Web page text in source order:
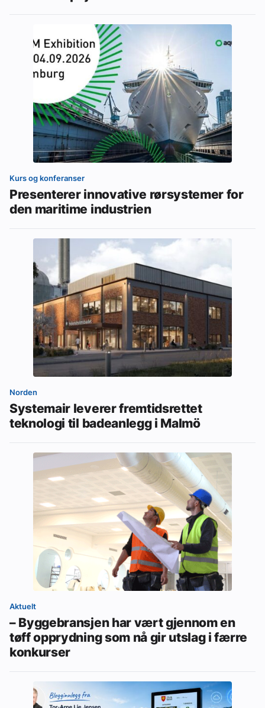
Kurs og konferanser
Presenterer innovative rørsystemer for
den maritime industrien
Norden
Systemair leverer fremtidsrettet
teknologi til badeanlegg i Malmö
Aktuelt
– Byggebransjen har vært gjennom en
tøff opprydning som nå gir utslag i færre
konkurser